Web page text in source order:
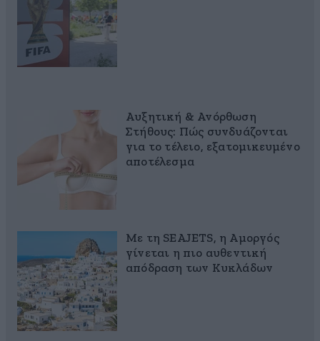
Αυξητική & Ανόρθωση
Στήθους: Πώς συνδυάζονται
για το τέλειο, εξατομικευμένο
αποτέλεσμα
Με τη SEAJETS, η Αμοργός
γίνεται η πιο αυθεντική
απόδραση των Κυκλάδων